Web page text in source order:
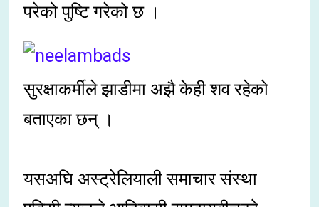
परेको पुष्टि गरेको छ ।
सुरक्षाकर्मीले झाडीमा अझै केही शव रहेको
बताएका छन् ।
यसअघि अस्ट्रेलियाली समाचार संस्था